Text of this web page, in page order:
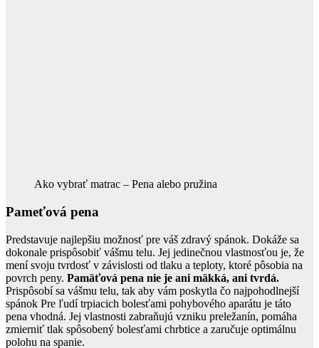
Ako vybrať matrac – Pena alebo pružina
Pameťová pena
Predstavuje najlepšiu možnosť pre váš zdravý spánok. Dokáže sa
dokonale prispôsobiť vášmu telu. Jej jedinečnou vlastnosťou je, že
mení svoju tvrdosť v závislosti od tlaku a teploty, ktoré pôsobia na
povrch peny. Pamäťová pena nie je ani mäkká, ani tvrdá.
Prispôsobí sa vášmu telu, tak aby vám poskytla čo najpohodlnejší
spánok Pre ľudí trpiacich bolesťami pohybového aparátu je táto
pena vhodná. Jej vlastnosti zabraňujú vzniku preležanín, pomáha
zmierniť tlak spôsobený bolesťami chrbtice a zaručuje optimálnu
polohu na spanie.